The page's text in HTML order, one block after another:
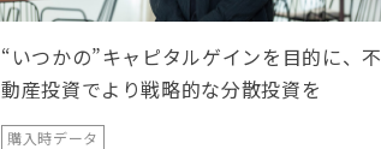
“いつかの”キャピタルゲインを目的に、不
動産投資でより戦略的な分散投資を
購入時データ